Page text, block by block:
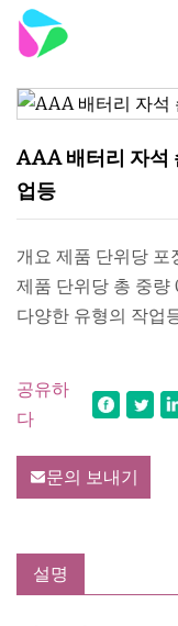
AAA 배터리 자석
업등
개요 제품 단위당
제품 단위당 총 중
다양한 유형의 작업
공유하
다
문의 보내기
설명